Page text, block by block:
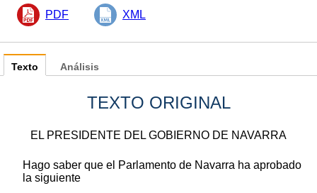
PDF XML
Texto
TEXTO ORIGINAL
EL PRESIDENTE DEL GOBIERNO DE NAVARRA
Hago saber que el Parlamento de Navarra ha aprobado
la siguiente
Análisis